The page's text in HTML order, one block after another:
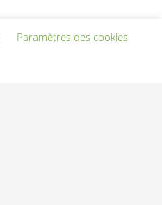
Paramètres des cookies